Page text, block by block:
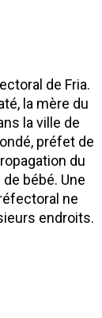
de Fria.
la mère du
la ville de
préfet de
du
bébé. Une
ne
endroits.